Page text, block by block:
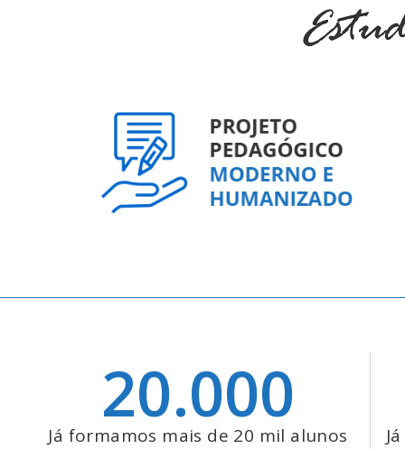
Já formamos mais de 20 mil alunos
20.000